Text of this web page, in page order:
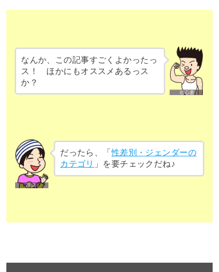
なんか、この記事すごくよかったっ
ス！ ほかにもオススメあるっス
か？
だったら、「性差別・ジェンダーの
カテゴリ 」を要チェックだね♪